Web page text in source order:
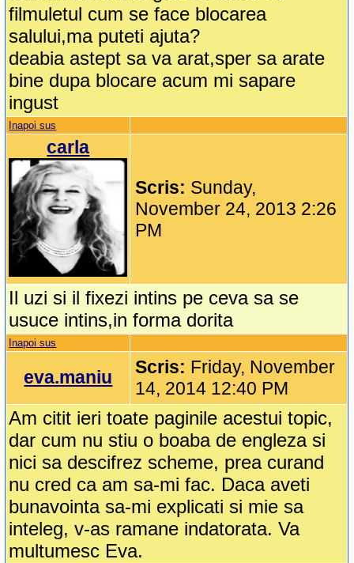
filmuletul cum se face blocarea
salului,ma puteti ajuta?
deabia astept sa va arat,sper sa arate
bine dupa blocare acum mi sapare
ingust
Inapoi sus
carla
Scris: Sunday,
November 24, 2013 2:26
PM
Il uzi si il fixezi intins pe ceva sa se
usuce intins,in forma dorita
Inapoi sus
eva.maniu Scris: Friday, November
14, 2014 12:40 PM
Am citit ieri toate paginile acestui topic,
dar cum nu stiu o boaba de engleza si
nici sa descifrez scheme, prea curand
nu cred ca am sa-mi fac. Daca aveti
bunavointa sa-mi explicati si mie sa
inteleg, v-as ramane indatorata. Va
multumesc Eva.